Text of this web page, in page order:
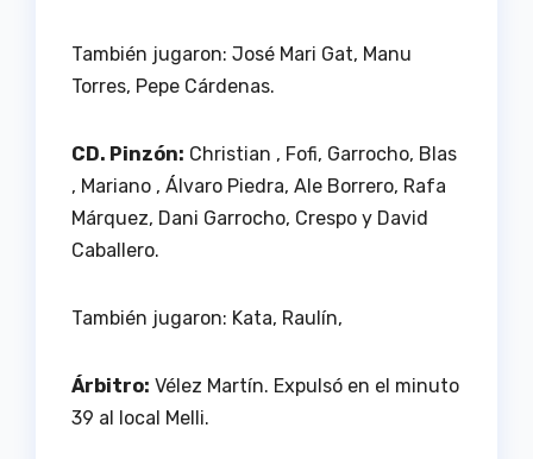
También jugaron: José Mari Gat, Manu
Torres, Pepe Cárdenas.
CD. Pinzón: Christian , Fofi, Garrocho, Blas
, Mariano , Álvaro Piedra, Ale Borrero, Rafa
Márquez, Dani Garrocho, Crespo y David
Caballero.
También jugaron: Kata, Raulín,
Árbitro: Vélez Martín. Expulsó en el minuto
39 al local Melli.